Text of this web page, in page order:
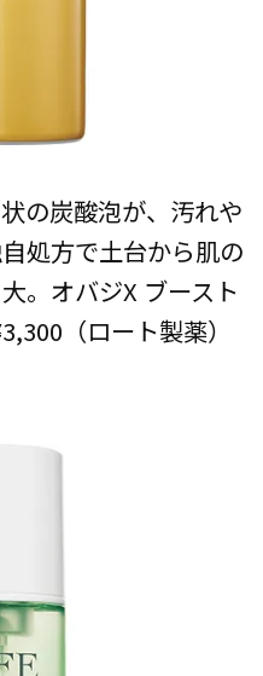
の炭酸泡が、汚れや
処方で土台から肌の
。オバジX ブースト
（ロート製薬）